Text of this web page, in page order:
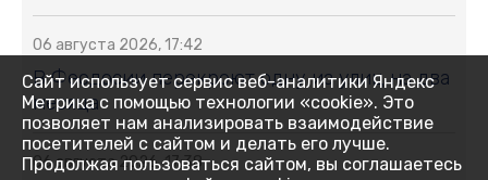
06 августа 2026, 17:42
В Феодосии перекроют одну из улиц на два
месяца
06 августа 2026, 17:38
Сайт использует сервис веб-аналитики Яндекс
Метрика с помощью технологии «cookie». Это
позволяет нам анализировать взаимодействие
посетителей с сайтом и делать его лучше.
Продолжая пользоваться сайтом, вы соглашаетесь